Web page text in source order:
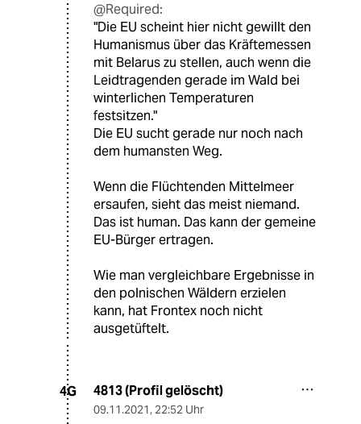
@Required:
"Die EU scheint hier nicht gewillt den
Humanismus über das Kräftemessen
mit Belarus zu stellen, auch wenn die
Leidtragenden gerade im Wald bei
winterlichen Temperaturen
festsitzen."
Die EU sucht gerade nur noch nach
dem humansten Weg.
Wenn die Flüchtenden Mittelmeer
ersaufen, sieht das meist niemand.
Das ist human. Das kann der gemeine
EU-Bürger ertragen.
Wie man vergleichbare Ergebnisse in
den polnischen Wäldern erzielen
kann, hat Frontex noch nicht
ausgetüftelt.
4G 4813 (Profil gelöscht)
09.11.2021, 22:52 Uhr